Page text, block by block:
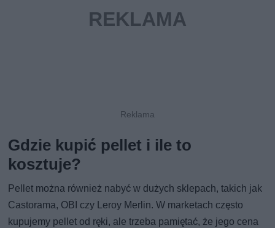
Gdzie kupić pellet i ile to
kosztuje?
Pellet można również nabyć w dużych sklepach, takich jak
Castorama, OBI czy Leroy Merlin. W marketach często
kupujemy pellet od ręki, ale trzeba pamiętać, że jego cena